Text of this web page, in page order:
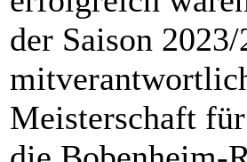
der Saison
Meisterschaft